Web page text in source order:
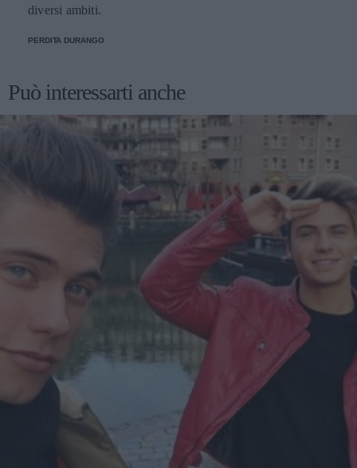
diversi ambiti.
PERDITA DURANGO
Può interessarti anche